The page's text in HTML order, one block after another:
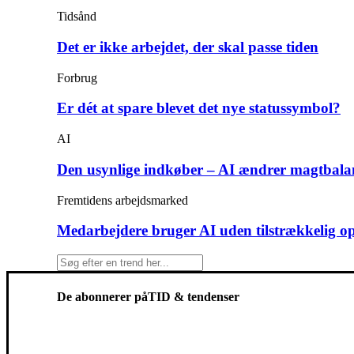
Tidsånd
Det er ikke arbejdet, der skal passe tiden
Forbrug
Er dét at spare blevet det nye statussymbol?
AI
Den usynlige indkøber – AI ændrer
Fremtidens arbejdsmarked
Medarbejdere bruger AI uden tilstrækkelig
De abonnerer påTID & tendenser